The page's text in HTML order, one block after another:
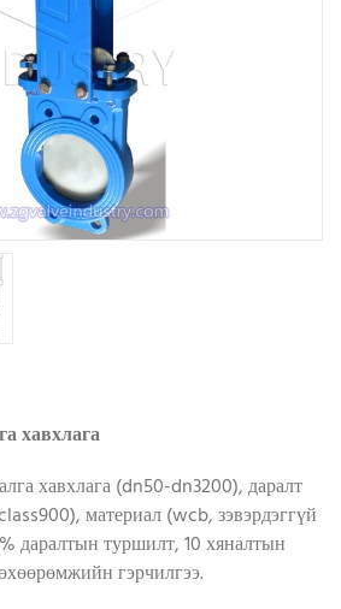
хавхлага
хавхлага (dn50-dn3200), даралт
материал (wcb, зэвэрдэггүй
даралтын туршилт, 10 хяналтын
гэрчилгээ.